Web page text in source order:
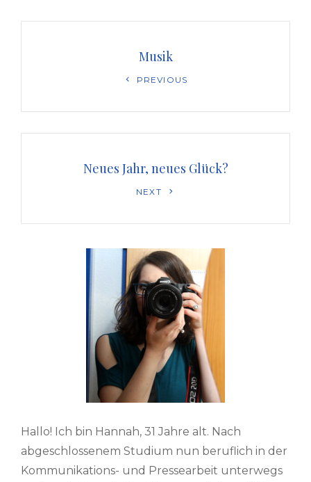
Musik
PREVIOUS
Neues Jahr, neues Glück?
NEXT
Hallo! Ich bin Hannah, 31 Jahre alt. Nach
abgeschlossenem Studium nun beruflich in der
Kommunikations- und Pressearbeit unterwegs